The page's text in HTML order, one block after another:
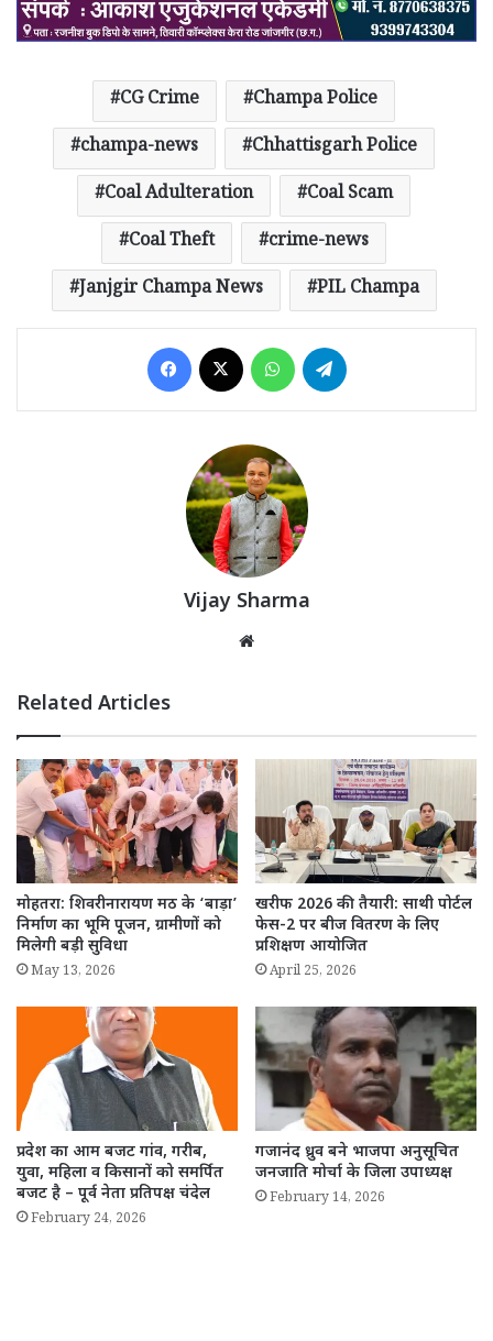
CG Crime
Champa Police
champa-news
Chhattisgarh Police
Coal Adulteration
Coal Scam
Coal Theft
crime-news
Janjgir Champa News
PIL Champa
Facebook WhatsApp
Vijay Sharma
Related Articles
मोहतरा: शिवरीनारायण मठ के ‘बाड़ा’
निर्माण का भूमि पूजन, ग्रामीणों को
मिलेगी बड़ी सुविधा
May 13, 2026
खरीफ 2026 की तैयारी: साथी पोर्टल
फेस-2 पर बीज वितरण के लिए
प्रशिक्षण आयोजित
April 25, 2026
प्रदेश का आम बजट गांव, गरीब,
युवा, महिला व किसानों को समर्पित
बजट है – पूर्व नेता प्रतिपक्ष चंदेल
February 24, 2026
गजानंद ध्रुव बने भाजपा अनुसूचित
जनजाति मोर्चा के जिला उपाध्यक्ष
February 14, 2026